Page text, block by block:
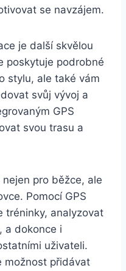
se navzájem.
je další skvělou
poskytuje podrobné
stylu, ale také vám
svůj vývoj a
GPS
svou trasu a
pro běžce, ale
Pomocí GPS
tréninky, analyzovat
a dokonce i
uživateli.
možnost přidávat